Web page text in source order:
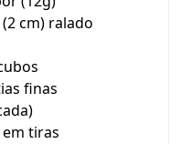
cm) ralado
finas
tiras